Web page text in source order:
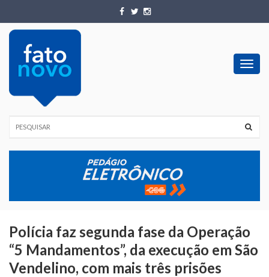
Polícia faz segunda fase da Operação
“5 Mandamentos”, da execução em São
Vendelino, com mais três prisões